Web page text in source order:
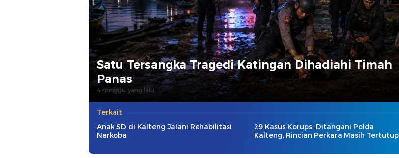
Satu Tersangka Tragedi Katingan Dihadiahi Timah
Panas
4 minggu yang lalu
Terkait
Anak SD di Kalteng Jalani Rehabilitasi
Narkoba
29 Kasus Korupsi Ditangani Polda
Kalteng, Rincian Perkara Masih Tertutup